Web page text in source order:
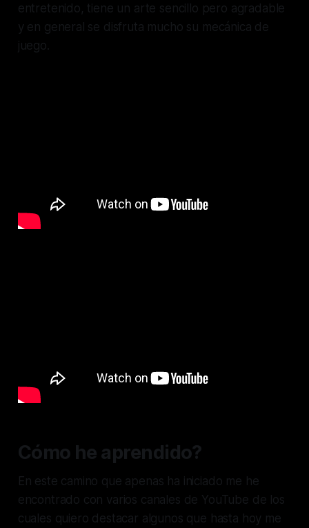
entretenido, tiene un arte sencillo pero agradable
y en general se disfruta mucho su mecánica de
juego.
Cómo he aprendido?
En este camino que apenas ha iniciado me he
encontrado con varios canales de YouTube de los
cuales quiero destacar algunos que hasta hoy me